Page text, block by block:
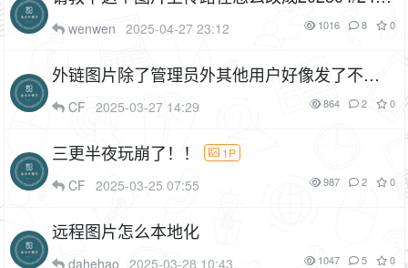
这样的
wenwen 2025-04-27 23:12 1016 8 0
外链图片除了管理员外其他用户好像发了不显
示被替换了该怎么设置权限？
CF 2025-03-27 14:29 864 2 0
三更半夜玩崩了！！ 1P
CF 2025-03-25 07:55 987 2 0
远程图片怎么本地化
dahehao 2025-03-28 10:43 1047 5 0